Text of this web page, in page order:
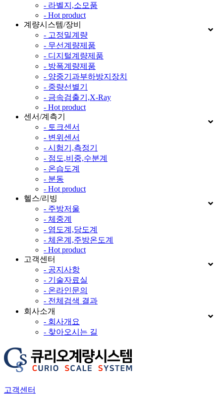
- 라벨지,소모품
- Hot product
계량시스템/장비
- 고정밀계량
- 무선계량제품
- 디지털계량제품
- 방폭계량제품
- 양중기과부하방지장치
- 중량선별기
- 금속검출기,X-Ray
- Hot product
센서/계측기
- 토크센서
- 변위센서
- 시험기,측정기
- 점도,비중,수분계
- 온습도계
- 분동
- Hot product
헬스/리빙
- 주방저울
- 체중계
- 염도계,당도계
- 체온계,주방온도계
- Hot product
고객센터
- 공지사항
- 기술자료실
- 온라인문의
- 전체검색 결과
회사소개
- 회사개요
- 찾아오시는 길
고객센터